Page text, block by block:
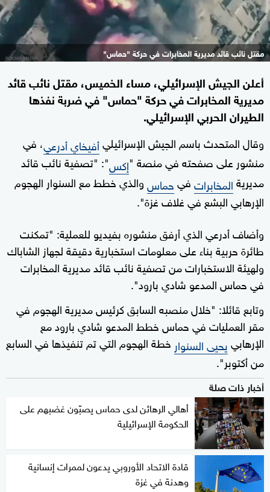
مقتل نائب قائد مديرية المخابرات في حركة "حماس"
أعلن الجيش الإسرائيلي، مساء الخميس، مقتل نائب قائد
مديرية المخابرات في حركة "حماس" في ضربة نفذها
الطيران الحربي الإسرائيلي.
وقال المتحدث باسم الجيش الإسرائيليأفيخاي أدرعي، في
منشور على صفحته في منصة "إكس": "تصفية نائب قائد
مديريةالمخابراتفيحماسوالذي خطط مع السنوار الهجوم
الإرهابي البشع في غلاف غزة".
وأضاف أدرعي الذي أرفق منشوره بفيديو للعملية: "تمكنت
طائرة حربية بناء على معلومات استخبارية دقيقة لجهاز الشاباك
ولهيئة الاستخبارات من تصفية نائب قائد مديرية المخابرات
في حماس المدعو شادي بارود".
وتابع قائلا: "خلال منصبه السابق كرئيس مديرية الهجوم في
مقر العمليات في حماس خطط المدعو شادي بارود مع
الإرهابييحيى السنوار خطة الهجوم التي تم تنفيذها في السابع
من أكتوبر".
أخبار ذات صلة
أهالي الرهائن لدى حماس يصبّون غضبهم على
الحكومة الإسرائيلية
قادة الاتحاد الأوروبي يدعون لممرات إنسانية
وهدنة في غزة